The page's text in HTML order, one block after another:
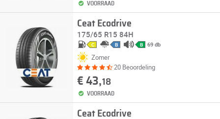
VOORRAAD
Ceat Ecodrive
175/65 R15 84H
C B B 69 db
Zomer
20 Beoordeling
€ 43,18
VOORRAAD
Ceat Ecodrive